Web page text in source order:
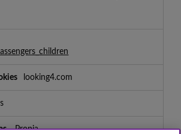
looking4.com
Propia